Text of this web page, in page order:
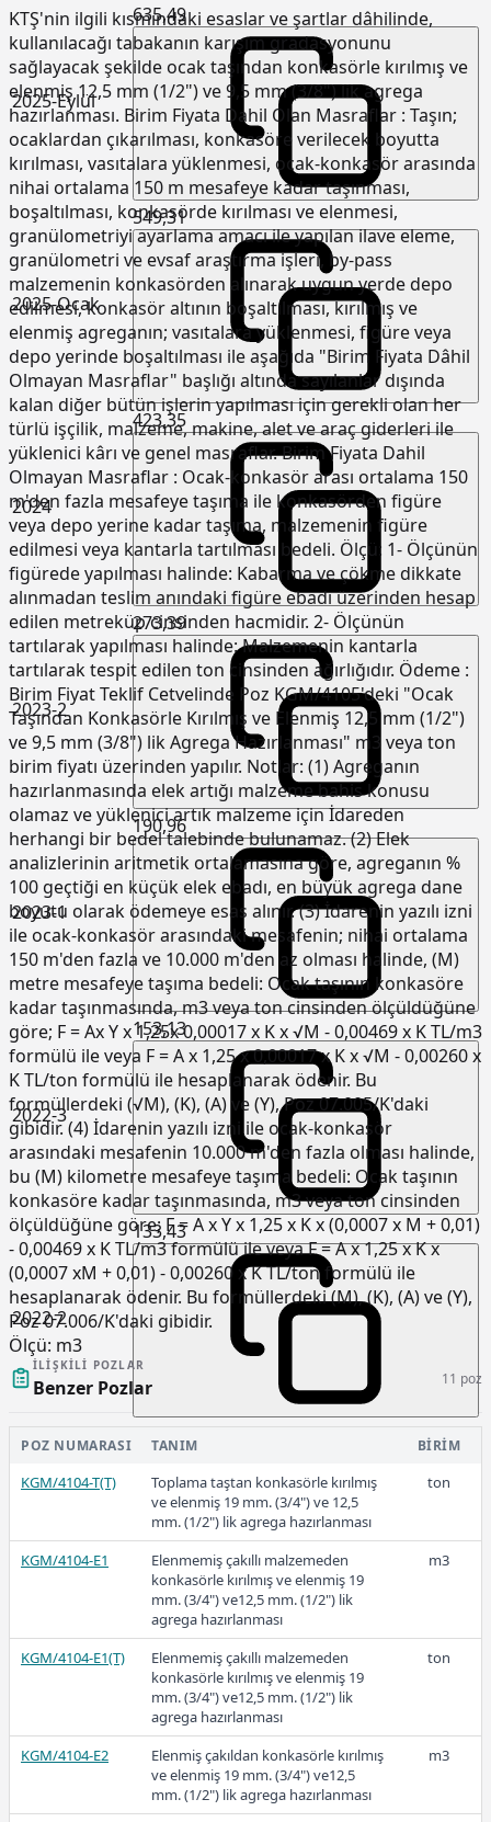
2025-Eylül
635,49
2025-Ocak
549,31
2024
423,35
2023-2
273,39
2023-1
190,96
2022-3
153,13
2022-2
133,43
101,16
62,45
KTŞ'nin ilgili kısmındaki esaslar ve şartlar dâhilinde,
kullanılacağı tabakanın karışım gradasyonunu
sağlayacak şekilde ocak taşından konkasörle kırılmış ve
elenmiş 12,5 mm (1/2") ve 9,5 mm (3/8") lik agrega
hazırlanması. Birim Fiyata Dahil Olan Masraflar : Taşın;
ocaklardan çıkarılması, konkasöre verilecek boyutta
kırılması, vasıtalara yüklenmesi, ocak-konkasör arasında
nihai ortalama 150 m mesafeye kadar taşınması,
boşaltılması, konkasörde kırılması ve elenmesi,
granülometriyi ayarlama amacı ile yapılan ilave eleme,
granülometri ve evsaf araştırma işleri, by-pass
malzemenin konkasörden alınarak uygun yerde depo
edilmesi, konkasör altının boşaltılması, kırılmış ve
elenmiş agreganın; vasıtalara yüklenmesi, figüre veya
depo yerinde boşaltılması ile aşağıda "Birim Fiyata Dâhil
Olmayan Masraflar" başlığı altında sayılanlar dışında
kalan diğer bütün işlerin yapılması için gerekli olan her
türlü işçilik, malzeme, makine, alet ve araç giderleri ile
yüklenici kârı ve genel masraflar. Birim Fiyata Dahil
Olmayan Masraflar : Ocak-konkasör arası ortalama 150
m'den fazla mesafeye taşıma ile konkasörden figüre
veya depo yerine kadar taşıma, malzemenin figüre
edilmesi veya kantarla tartılması bedeli. Ölçü: 1- Ölçünün
figürede yapılması halinde: Kabarma ve çökme dikkate
alınmadan teslim anındaki figüre ebadı üzerinden hesap
edilen metreküp cinsinden hacmidir. 2- Ölçünün
tartılarak yapılması halinde: Malzemenin kantarla
tartılarak tespit edilen ton cinsinden ağırlığıdır. Ödeme :
Birim Fiyat Teklif Cetvelinde Poz KGM/4105'deki "Ocak
Taşından Konkasörle Kırılmış ve Elenmiş 12,5 mm (1/2")
ve 9,5 mm (3/8") lik Agrega Hazırlanması" m3 veya ton
birim fiyatı üzerinden yapılır. Notlar: (1) Agreganın
hazırlanmasında elek artığı malzeme bahis konusu
olamaz ve yüklenici artık malzeme için İdareden
herhangi bir bedel talebinde bulunamaz. (2) Elek
analizlerinin aritmetik ortalamasına göre, agreganın %
100 geçtiği en küçük elek ebadı, en büyük agrega dane
boyutu olarak ödemeye esas alınır. (3) İdarenin yazılı izni
ile ocak-konkasör arasındaki mesafenin; nihai ortalama
150 m'den fazla ve 10.000 m'den az olması halinde, (M)
metre mesafeye taşıma bedeli: Ocak taşının konkasöre
kadar taşınmasında, m3 veya ton cinsinden ölçüldüğüne
göre; F = Ax Y x 1,25x 0,00017 x K x √M - 0,00469 x K TL/m3
formülü ile veya F = A x 1,25 x 0,00017 x K x √M - 0,00260 x
K TL/ton formülü ile hesaplanarak ödenir. Bu
formüllerdeki (√M), (K), (A) ve (Y), Poz 07.005/K'daki
gibidir. (4) İdarenin yazılı izni ile ocak-konkasör
arasındaki mesafenin 10.000 m'den fazla olması halinde,
bu (M) kilometre mesafeye taşıma bedeli: Ocak taşının
konkasöre kadar taşınmasında, m3 veya ton cinsinden
ölçüldüğüne göre; F = A x Y x 1,25 x K x (0,0007 x M + 0,01)
- 0,00469 x K TL/m3 formülü ile veya F = A x 1,25 x K x
(0,0007 xM + 0,01) - 0,00260 x K TL/ton formülü ile
hesaplanarak ödenir. Bu formüllerdeki (M), (K), (A) ve (Y),
Poz 07.006/K'daki gibidir.
Ölçü: m3
İLIŞKILI POZLAR
Benzer Pozlar 11 poz
POZ NUMARASI TANIM BIRIM
KGM/4104-T(T)
Toplama taştan konkasörle kırılmış
ve elenmiş 19 mm. (3/4") ve 12,5
mm. (1/2") lik agrega hazırlanması
ton
KGM/4104-E1
Elenmemiş çakıllı malzemeden
konkasörle kırılmış ve elenmiş 19
mm. (3/4") ve12,5 mm. (1/2") lik
agrega hazırlanması
m3
KGM/4104-E1(T)
Elenmemiş çakıllı malzemeden
konkasörle kırılmış ve elenmiş 19
mm. (3/4") ve12,5 mm. (1/2") lik
agrega hazırlanması
ton
KGM/4104-E2
Elenmiş çakıldan konkasörle kırılmış
ve elenmiş 19 mm. (3/4") ve12,5
mm. (1/2") lik agrega hazırlanması
m3